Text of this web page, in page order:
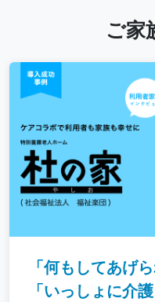
ご家
「何もしてあげ
「いっしょに介